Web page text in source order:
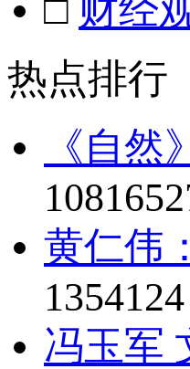
□ 财经
热点排行
《自
黄仁伟
1354124
冯玉军